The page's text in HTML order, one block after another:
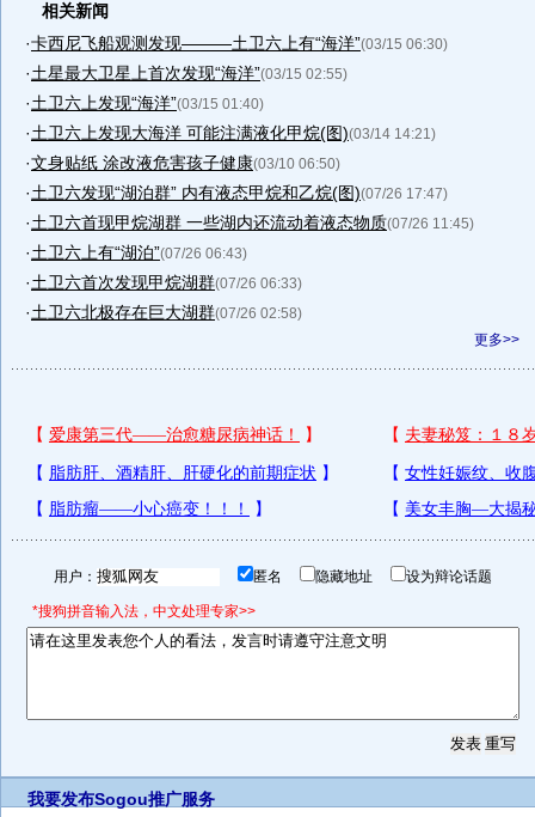
相关新闻
·卡西尼飞船观测发现———土卫六上有“海洋”(03/15 06:30)
·土星最大卫星上首次发现“海洋”(03/15 02:55)
·土卫六上发现“海洋”(03/15 01:40)
·土卫六上发现大海洋 可能注满液化甲烷(图)(03/14 14:21)
·文身贴纸 涂改液危害孩子健康(03/10 06:50)
·土卫六发现“湖泊群” 内有液态甲烷和乙烷(图)(07/26 17:47)
·土卫六首现甲烷湖群 一些湖内还流动着液态物质(07/26 11:45)
·土卫六上有“湖泊”(07/26 06:43)
·土卫六首次发现甲烷湖群(07/26 06:33)
·土卫六北极存在巨大湖群(07/26 02:58)
更多>>
用户： 匿名 隐藏地址 设为辩论话题
*搜狗拼音输入法，中文处理专家>>
我要发布Sogou推广服务